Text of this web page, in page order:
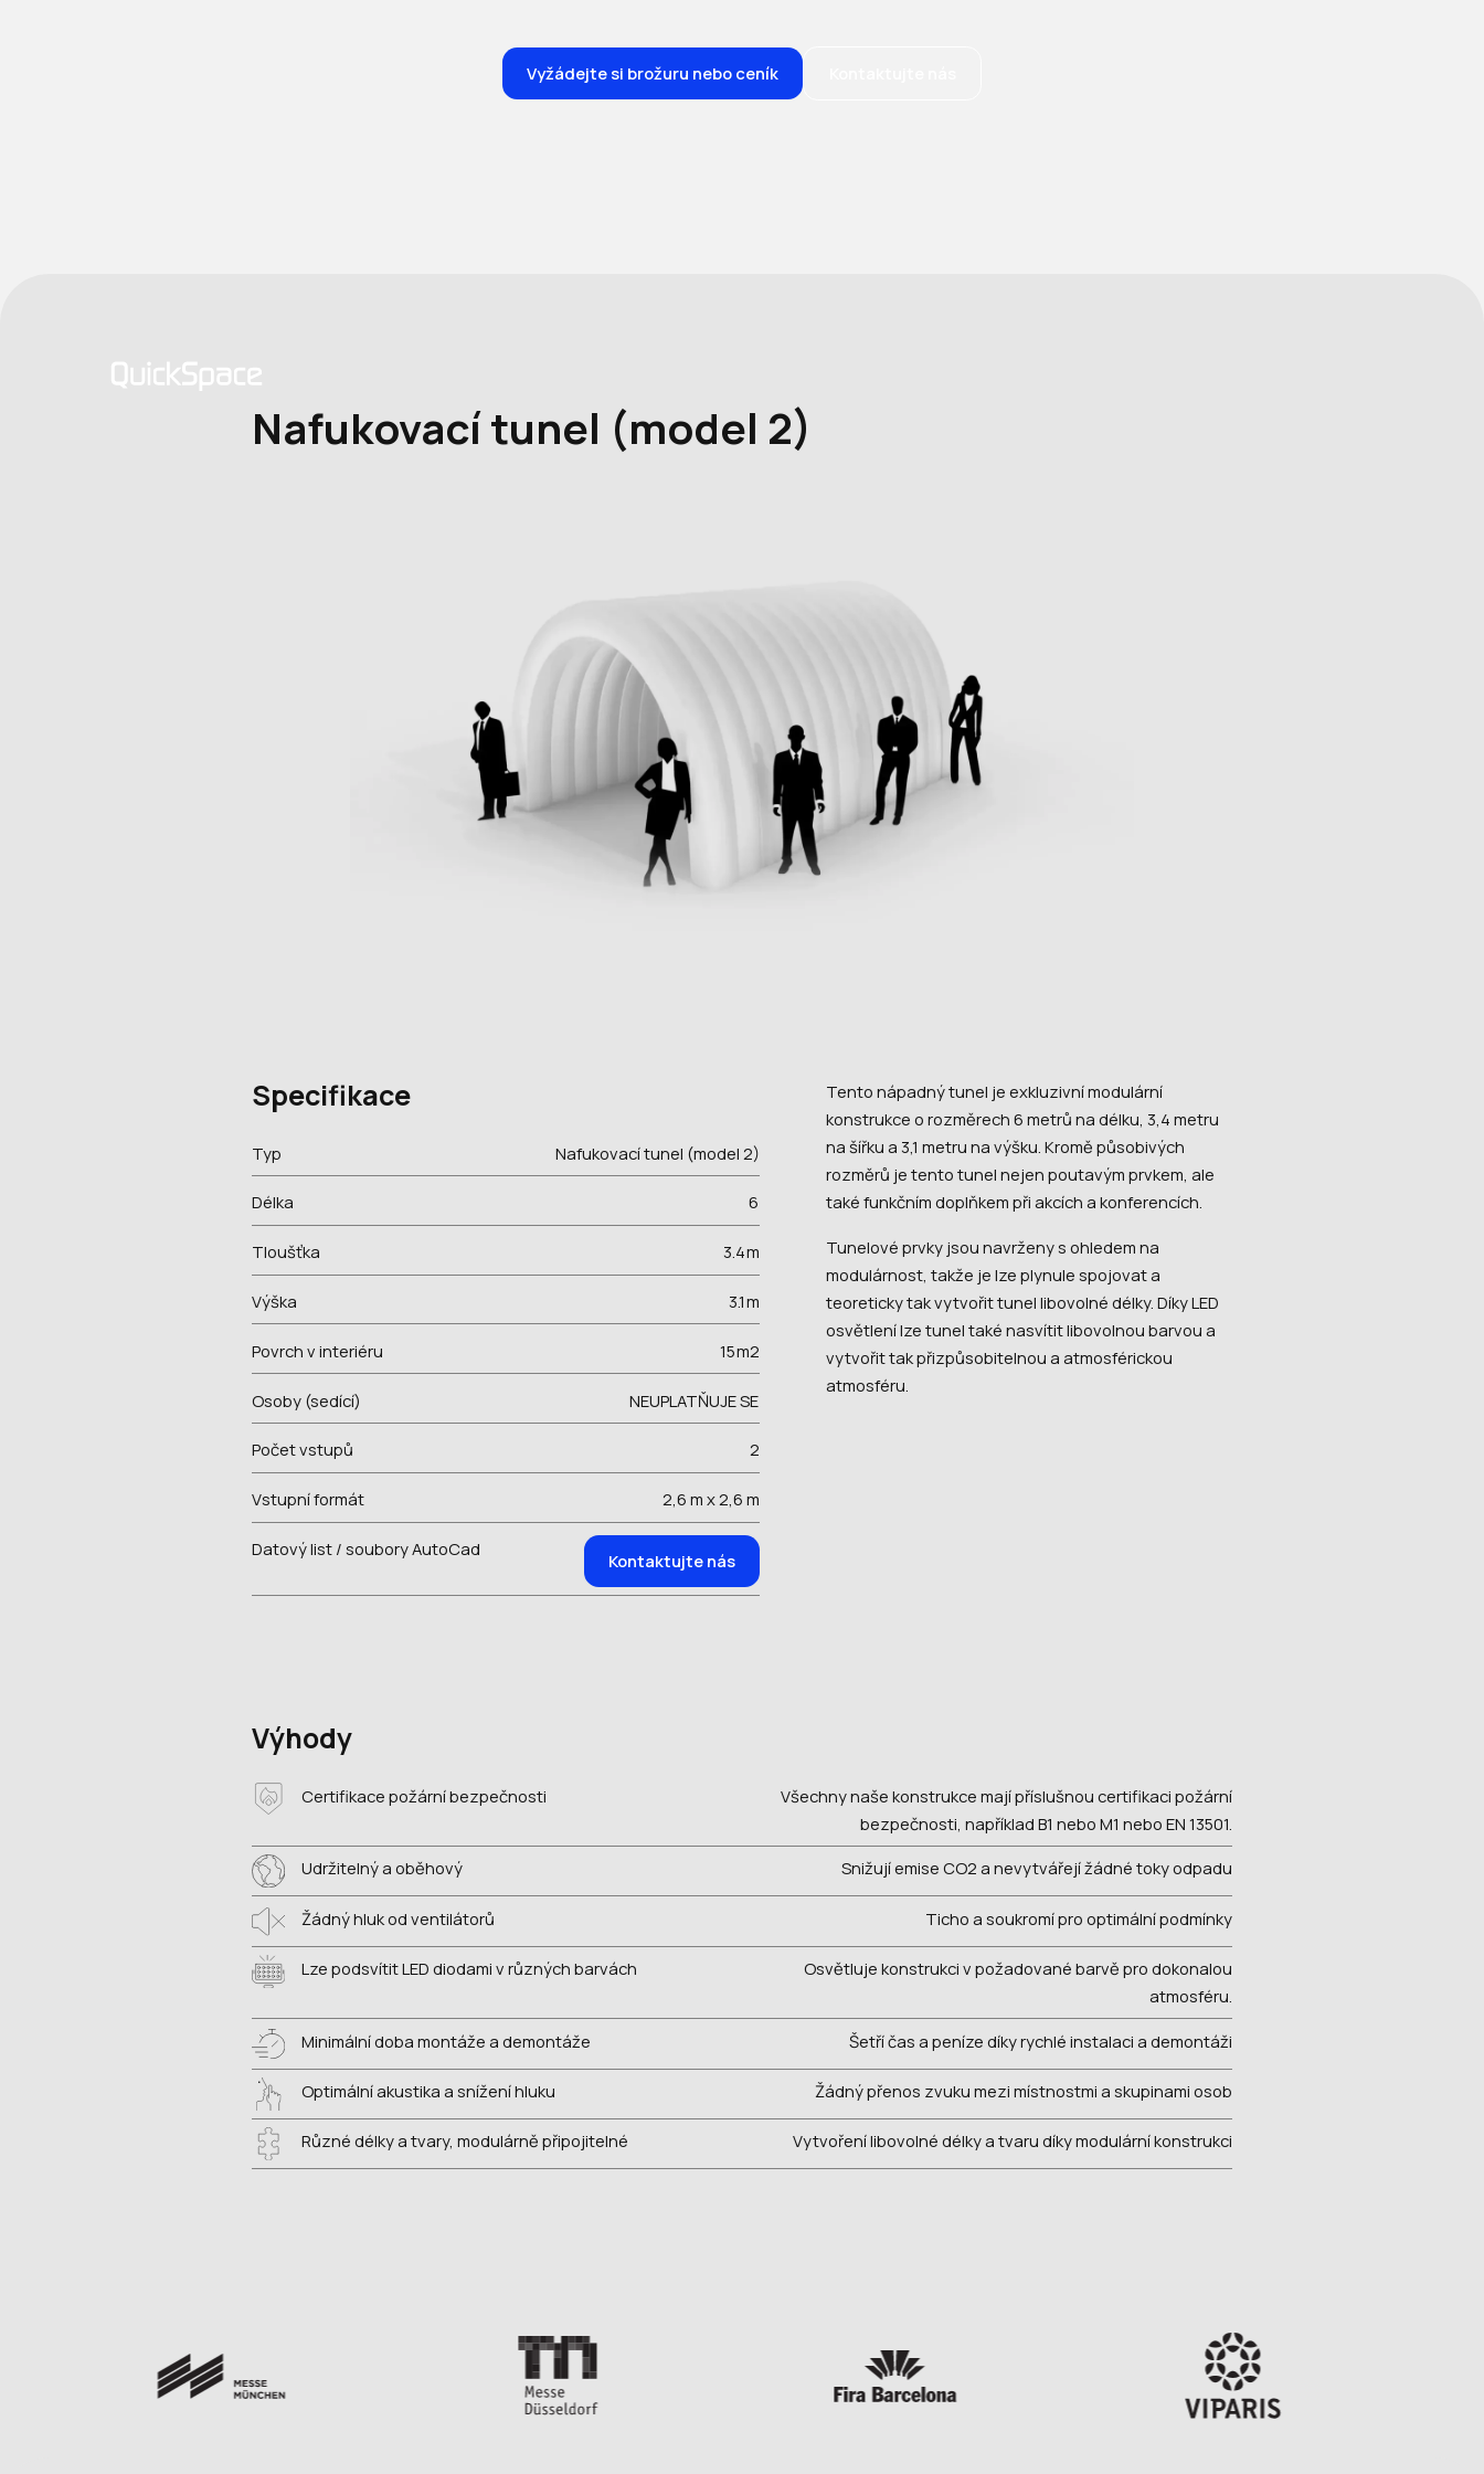
Vyžádejte si brožuru nebo ceník
Nafukovací tunel (model 2)
Specifikace
Typ Nafukovací tunel (model 2)
Délka 6
Tloušťka 3.4m
Výška 3.1m
Povrch v interiéru 15m2
Osoby (sedící) NEUPLATŇUJE SE
Počet vstupů 2
Vstupní formát 2,6 m x 2,6 m
Datový list / soubory AutoCad
Kontaktujte nás
Tento nápadný tunel je exkluzivní modulární
konstrukce o rozměrech 6 metrů na délku, 3,4 metru
na šířku a 3,1 metru na výšku. Kromě působivých
rozměrů je tento tunel nejen poutavým prvkem, ale
také funkčním doplňkem při akcích a konferencích.
Tunelové prvky jsou navrženy s ohledem na
modulárnost, takže je lze plynule spojovat a
teoreticky tak vytvořit tunel libovolné délky. Díky LED
osvětlení lze tunel také nasvítit libovolnou barvou a
vytvořit tak přizpůsobitelnou a atmosférickou
atmosféru.
Výhody
Certifikace požární bezpečnosti
Všechny naše konstrukce mají příslušnou certifikaci požární
bezpečnosti, například B1 nebo M1 nebo EN 13501.
Udržitelný a oběhový Snižují emise CO2 a nevytvářejí žádné toky odpadu
Žádný hluk od ventilátorů Ticho a soukromí pro optimální podmínky
Lze podsvítit LED diodami v různých barvách
Osvětluje konstrukci v požadované barvě pro dokonalou
atmosféru.
Minimální doba montáže a demontáže Šetří čas a peníze díky rychlé instalaci a demontáži
Optimální akustika a snížení hluku Žádný přenos zvuku mezi místnostmi a skupinami osob
Různé délky a tvary, modulárně připojitelné Vytvoření libovolné délky a tvaru díky modulární konstrukci